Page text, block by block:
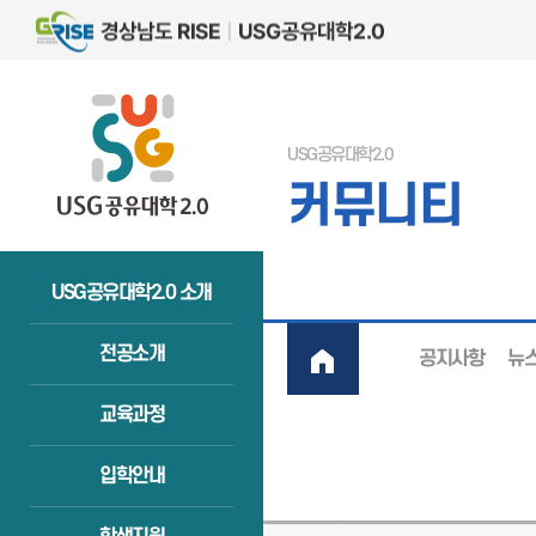
USG공유대학2.0 소개
전공소개
교육과정
입학안내
USG공유대학2.0
커뮤니티
공지사항 뉴